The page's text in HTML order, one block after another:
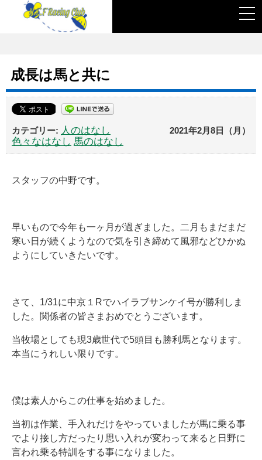
成長は馬と共に
人のはなし
色々なはなし 馬のはなし
2021年2月8日（月）
スタッフの中野です。
早いもので今年も一ヶ月が過ぎました。二月もまだまだ
寒い日が続くようなので気を引き締めて風邪などひかぬ
ようにしていきたいです。
さて、1/31に中京１Rでハイラブサンケイ号が勝利しま
した。関係者の皆さまおめでとうございます。
当牧場としても現3歳世代で5頭目も勝利馬となります。
本当にうれしい限りです。
僕は素人からこの仕事を始めました。
当初は作業、手入れだけをやっていましたが馬に乗る事
でより接し方だったり思い入れが変わって来ると日野に
言われ乗る特訓をする事になりました。